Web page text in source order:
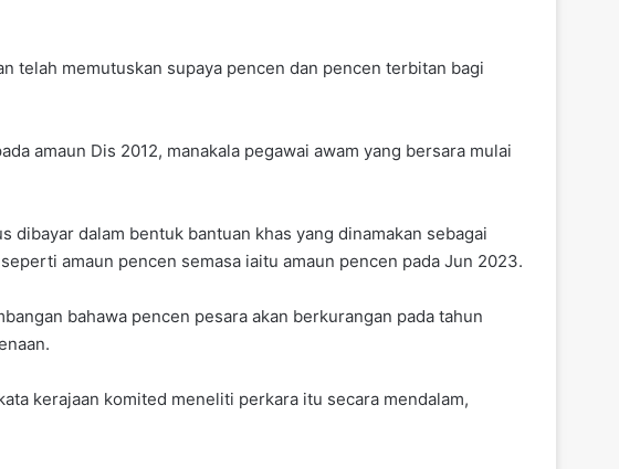
telah memutuskan supaya pencen dan pencen terbitan bagi
amaun Dis 2012, manakala pegawai awam yang bersara mulai
dibayar dalam bentuk bantuan khas yang dinamakan sebagai
amaun pencen semasa iaitu amaun pencen pada Jun 2023.
bahawa pencen pesara akan berkurangan pada tahun
kerajaan komited meneliti perkara itu secara mendalam,